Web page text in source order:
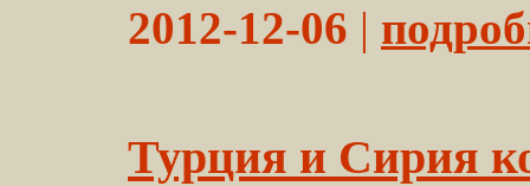
2012-12-06 |
Турция и Сирия